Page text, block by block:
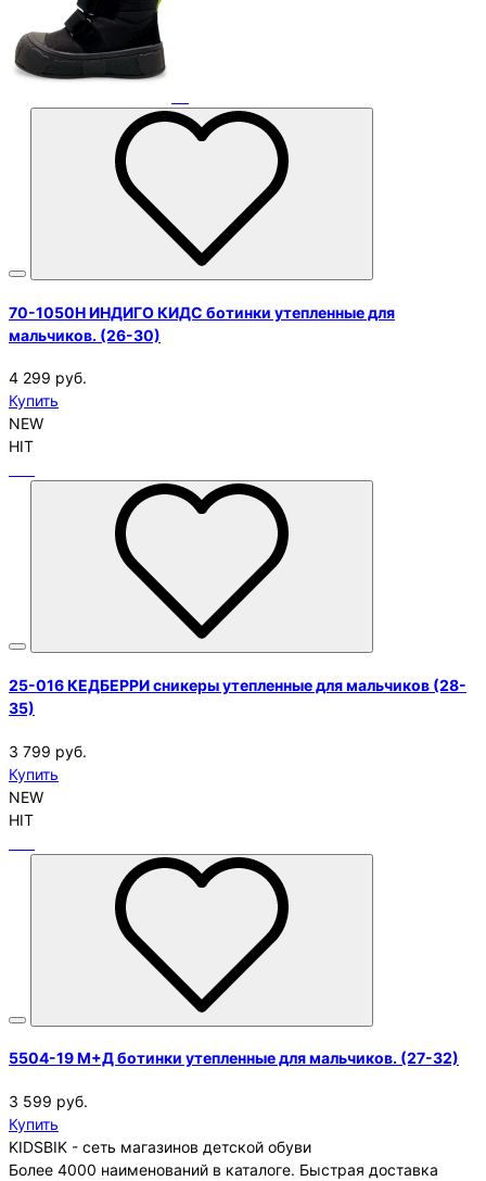
70-1050H ИНДИГО КИДС ботинки утепленные для
мальчиков. (26-30)
4 299 руб.
Купить
NEW
HIT
25-016 КЕДБЕРРИ сникеры утепленные для мальчиков (28-
35)
3 799 руб.
Купить
NEW
HIT
5504-19 М+Д ботинки утепленные для мальчиков. (27-32)
3 599 руб.
Купить
KIDSBIK - сеть магазинов детской обуви
Более 4000 наименований в каталоге. Быстрая доставка